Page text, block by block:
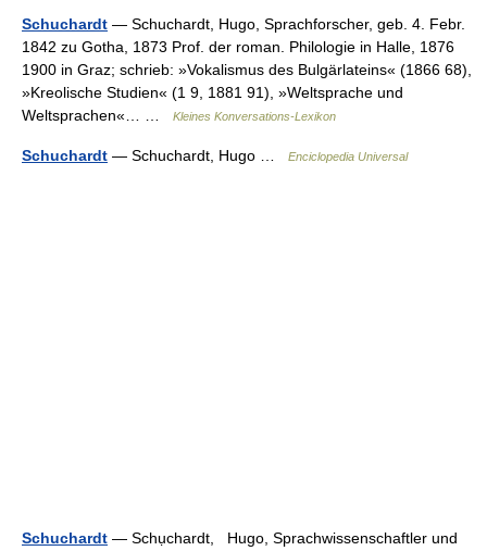
Schuchardt — Schuchardt, Hugo, Sprachforscher, geb. 4. Febr.
1842 zu Gotha, 1873 Prof. der roman. Philologie in Halle, 1876
1900 in Graz; schrieb: »Vokalismus des Bulgärlateins« (1866 68),
»Kreolische Studien« (1 9, 1881 91), »Weltsprache und
Weltsprachen«… …
Kleines Konversations-Lexikon
Schuchardt — Schuchardt, Hugo … Enciclopedia Universal
Schuchardt — Schụchardt, Hugo, Sprachwissenschaftler und